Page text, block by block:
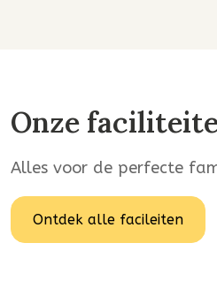
Onze
Alles voor de perfecte
Ontdek alle facileiten